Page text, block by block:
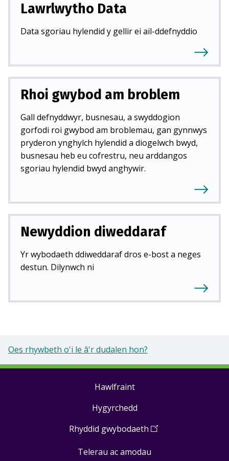
Lawrlwytho Data
Data sgoriau hylendid y gellir ei ail-ddefnyddio
Rhoi gwybod am broblem
Gall defnyddwyr, busnesau, a swyddogion
gorfodi roi gwybod am broblemau, gan gynnwys
pryderon ynghylch hylendid a diogelwch bwyd,
busnesau heb eu cofrestru, neu arddangos
sgoriau hylendid bwyd anghywir.
Newyddion diweddaraf
Yr wybodaeth ddiweddaraf dros e-bost a neges
destun. Dilynwch ni
Oes rhywbeth o'i le â'r dudalen hon?
Hawlfraint
Hygyrchedd
Rhyddid gwybodaeth (Open
a
Telerau ac amodau